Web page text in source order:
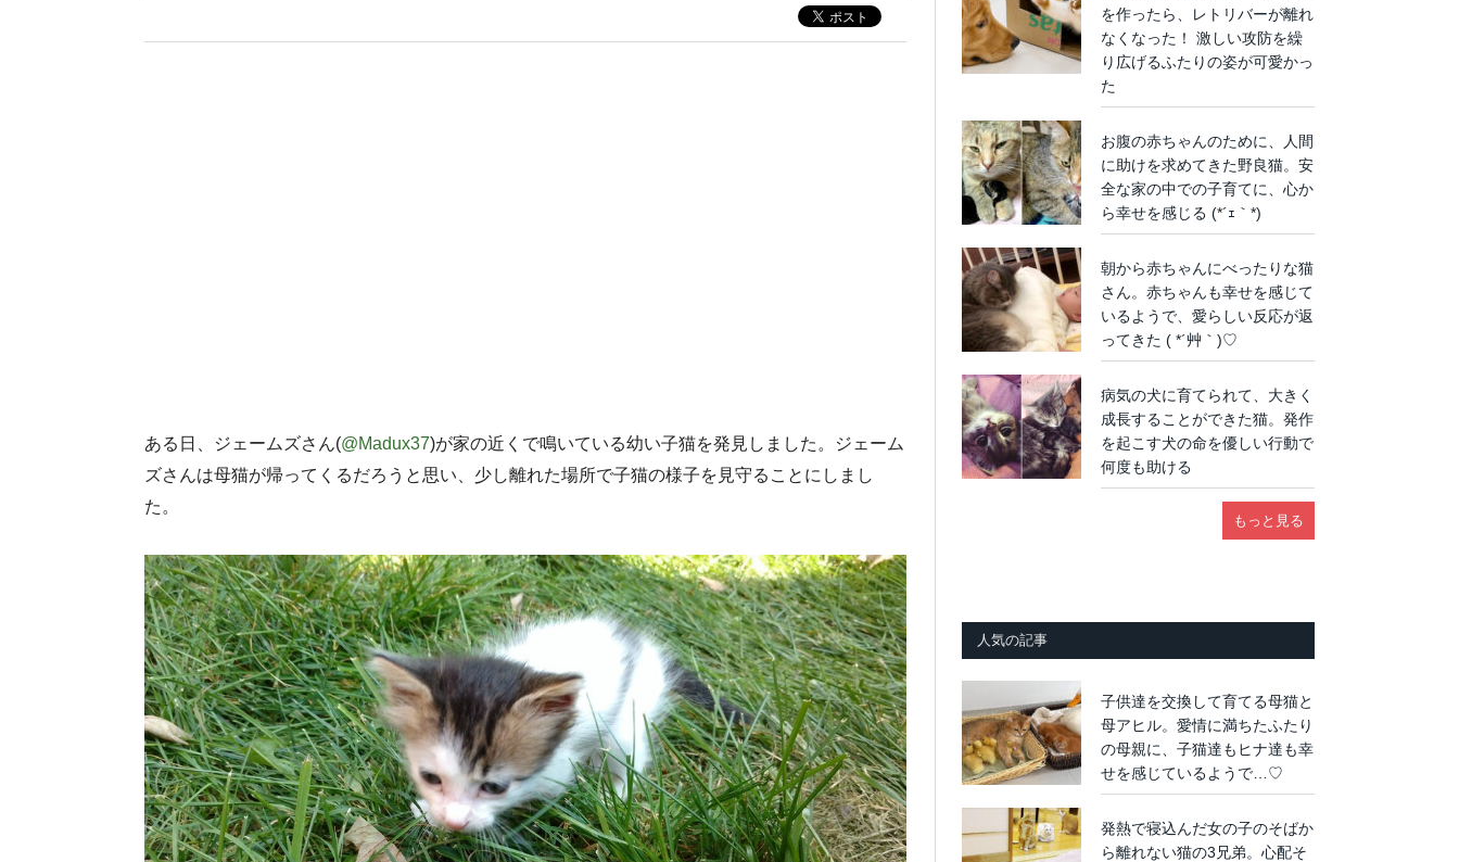
ある日、ジェームズさん(@Madux37)が家の近くで鳴いている幼い子猫を発見しました。ジェーム
ズさんは母猫が帰ってくるだろうと思い、少し離れた場所で子猫の様子を見守ることにしまし
た。
を作ったら、レトリバーが離れ
なくなった！ 激しい攻防を繰
り広げるふたりの姿が可愛かっ
た
お腹の赤ちゃんのために、人間
に助けを求めてきた野良猫。安
全な家の中での子育てに、心か
ら幸せを感じる (*´ｪ｀*)
朝から赤ちゃんにべったりな猫
さん。赤ちゃんも幸せを感じて
いるようで、愛らしい反応が返
ってきた ( *´艸｀)♡
病気の犬に育てられて、大きく
成長することができた猫。発作
を起こす犬の命を優しい行動で
何度も助ける
もっと見る
人気の記事
子供達を交換して育てる母猫と
母アヒル。愛情に満ちたふたり
の母親に、子猫達もヒナ達も幸
せを感じているようで…♡
発熱で寝込んだ女の子のそばか
ら離れない猫の3兄弟。心配そ